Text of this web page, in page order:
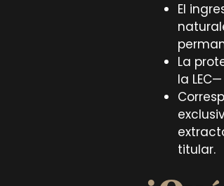
El
La
la
titular.